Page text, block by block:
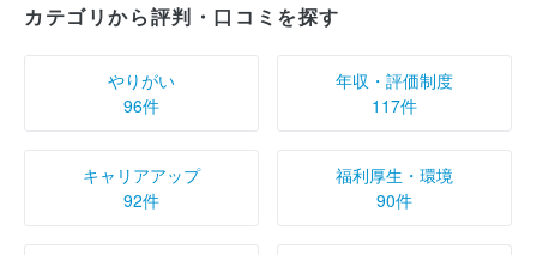
カテゴリから評判・口コミを探す
やりがい
96件
年収・評価制度
117件
キャリアアップ
92件
福利厚生・環境
90件